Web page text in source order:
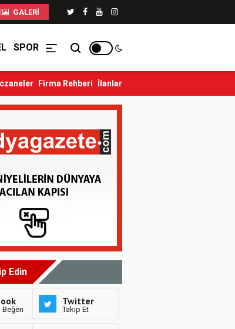
GALERI
SPOR
Düziçi’nde Eski Koca Dehşeti: Önce Eski Eşini...
Firma Rehberi İlanlar
Edin
Beğen
Twitter
Takip Et